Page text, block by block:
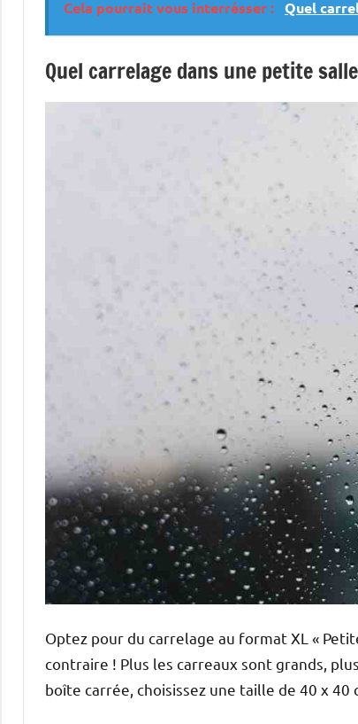
Cela pourrait vous interrésser : Quel
Quel carrelage dans une petite
Optez pour du carrelage au format XL «
contraire ! Plus les carreaux sont grands,
boîte carrée, choisissez une taille de 40 x 40